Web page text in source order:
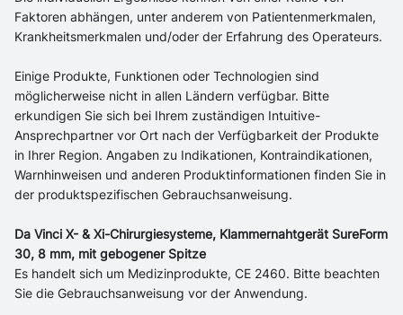
Faktoren abhängen, unter anderem von Patientenmerkmalen,
Krankheitsmerkmalen und/oder der Erfahrung des Operateurs.
Einige Produkte, Funktionen oder Technologien sind
möglicherweise nicht in allen Ländern verfügbar. Bitte
erkundigen Sie sich bei Ihrem zuständigen Intuitive-
Ansprechpartner vor Ort nach der Verfügbarkeit der Produkte
in Ihrer Region. Angaben zu Indikationen, Kontraindikationen,
Warnhinweisen und anderen Produktinformationen finden Sie in
der produktspezifischen Gebrauchsanweisung.
Da Vinci X- & Xi-Chirurgiesysteme, Klammernahtgerät SureForm
30, 8 mm, mit gebogener Spitze
Es handelt sich um Medizinprodukte, CE 2460. Bitte beachten
Sie die Gebrauchsanweisung vor der Anwendung.